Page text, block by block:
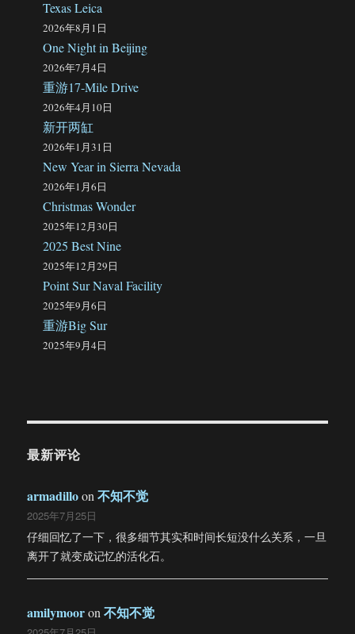
Texas Leica
2026年8月1日
One Night in Beijing
2026年7月4日
重游17-Mile Drive
2026年4月10日
新开两缸
2026年1月31日
New Year in Sierra Nevada
2026年1月6日
Christmas Wonder
2025年12月30日
2025 Best Nine
2025年12月29日
Point Sur Naval Facility
2025年9月6日
重游Big Sur
2025年9月4日
最新评论
armadilloon不知不觉
2025年7月25日
仔细回忆了一下，很多细节其实和时间长短没什么关系，一旦
离开了就变成记忆的活化石。
amilymooron不知不觉